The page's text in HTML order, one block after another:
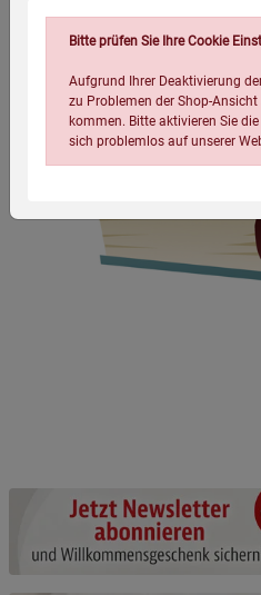
Bitte prüfen Sie Ihre Cookie
Aufgrund Ihrer Deaktivierung
zu Problemen der Shop-
kommen. Bitte aktivieren Sie
sich problemlos auf unserer
Beschreibung Notwendige Cookies
Cookie-